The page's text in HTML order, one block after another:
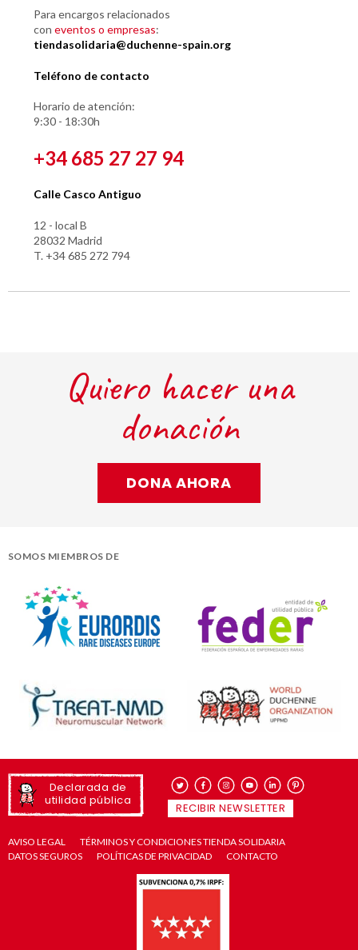
Para encargos relacionados
con eventos o empresas:
tiendasolidaria@duchenne-spain.org
Teléfono de contacto
Horario de atención:
9:30 - 18:30h
+34 685 27 27 94
Calle Casco Antiguo
12 - local B
28032 Madrid
T. +34 685 272 794
Quiero hacer una
donación
DONA AHORA
SOMOS MIEMBROS DE
Declarada de
utilidad pública
RECIBIR NEWSLETTER
AVISO LEGAL
TÉRMINOS Y CONDICIONES TIENDA SOLIDARIA
DATOS SEGUROS
POLÍTICAS DE PRIVACIDAD CONTACTO